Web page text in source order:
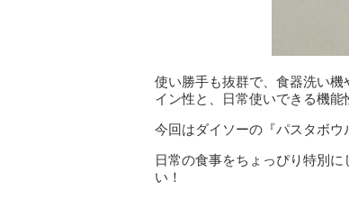
使い勝手も抜群で、食器洗い
イン性と、日常使いできる機能
今回はダイソーの『パスタボウ
日常の食事をちょっぴり特別
い！